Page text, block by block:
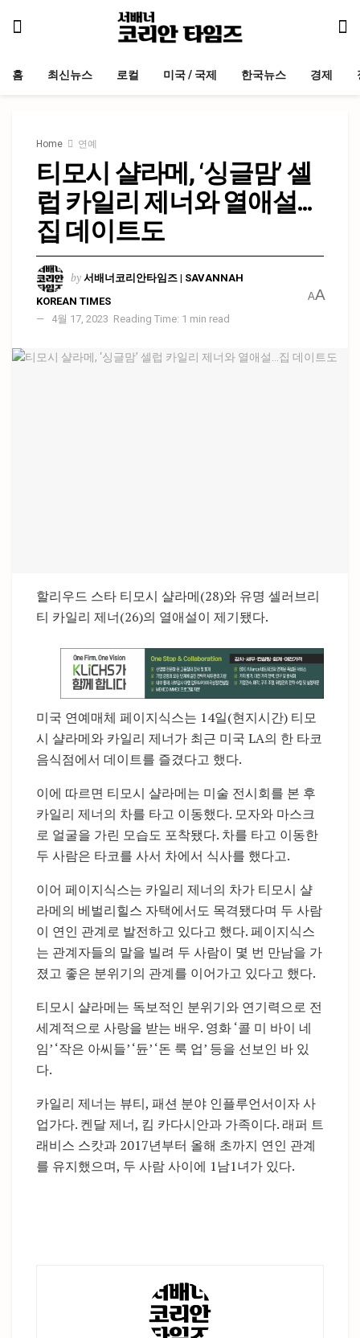
홈 최신뉴스 로컬 미국 / 국제 한국뉴스 경제
Home 연예
티모시 샬라메, ‘싱글맘’ 셀
럽 카일리 제너와 열애설…
집 데이트도
by 서배너코리안타임즈 | SAVANNAH
KOREAN TIMES
4월 17, 2023 Reading Time: 1 min read
AA
할리우드 스타 티모시 샬라메(28)와 유명 셀러브리
티 카일리 제너(26)의 열애설이 제기됐다.
미국 연예매체 페이지식스는 14일(현지시간) 티모
시 샬라메와 카일리 제너가 최근 미국 LA의 한 타코
음식점에서 데이트를 즐겼다고 했다.
이에 따르면 티모시 샬라메는 미술 전시회를 본 후
카일리 제너의 차를 타고 이동했다. 모자와 마스크
로 얼굴을 가린 모습도 포착됐다. 차를 타고 이동한
두 사람은 타코를 사서 차에서 식사를 했다고.
이어 페이지식스는 카일리 제너의 차가 티모시 샬
라메의 베벌리힐스 자택에서도 목격됐다며 두 사람
이 연인 관계로 발전하고 있다고 했다. 페이지식스
는 관계자들의 말을 빌려 두 사람이 몇 번 만남을 가
졌고 좋은 분위기의 관계를 이어가고 있다고 했다.
티모시 샬라메는 독보적인 분위기와 연기력으로 전
세계적으로 사랑을 받는 배우. 영화 ‘콜 미 바이 네
임’ ‘작은 아씨들’ ‘듄’ ‘돈 룩 업’ 등을 선보인 바 있
다.
카일리 제너는 뷰티, 패션 분야 인플루언서이자 사
업가다. 켄달 제너, 킴 카다시안과 가족이다. 래퍼 트
래비스 스캇과 2017년부터 올해 초까지 연인 관계
를 유지했으며, 두 사람 사이에 1남1녀가 있다.